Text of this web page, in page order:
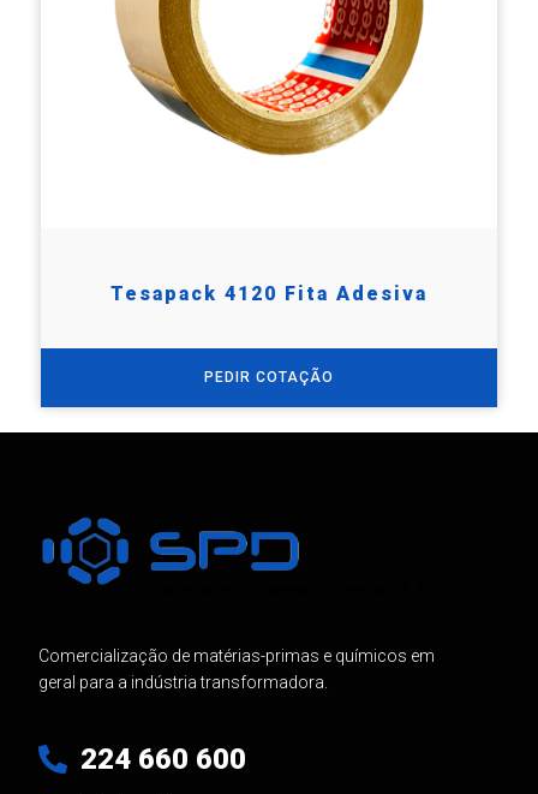
Tesapack 4120 Fita Adesiva
PEDIR COTAÇÃO
Comercialização de matérias-primas e químicos em
geral para a indústria transformadora.
224 660 600